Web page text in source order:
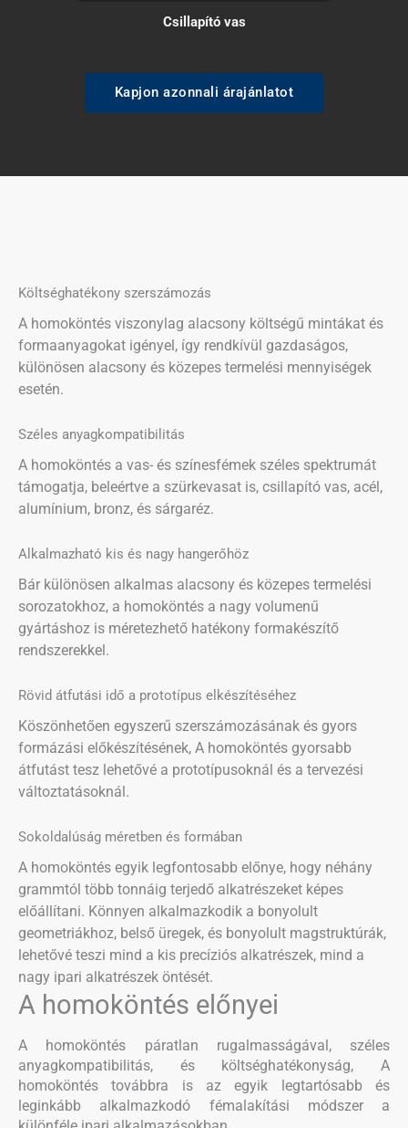
Csillapító vas
Kapjon azonnali árajánlatot
Költséghatékony szerszámozás
A homoköntés viszonylag alacsony költségű mintákat és
formaanyagokat igényel, így rendkívül gazdaságos,
különösen alacsony és közepes termelési mennyiségek
esetén.
Széles anyagkompatibilitás
A homoköntés a vas- és színesfémek széles spektrumát
támogatja, beleértve a szürkevasat is, csillapító vas, acél,
alumínium, bronz, és sárgaréz.
Alkalmazható kis és nagy hangerőhöz
Bár különösen alkalmas alacsony és közepes termelési
sorozatokhoz, a homoköntés a nagy volumenű
gyártáshoz is méretezhető hatékony formakészítő
rendszerekkel.
Rövid átfutási idő a prototípus elkészítéséhez
Köszönhetően egyszerű szerszámozásának és gyors
formázási előkészítésének, A homoköntés gyorsabb
átfutást tesz lehetővé a prototípusoknál és a tervezési
változtatásoknál.
Sokoldalúság méretben és formában
A homoköntés egyik legfontosabb előnye, hogy néhány
grammtól több tonnáig terjedő alkatrészeket képes
előállítani. Könnyen alkalmazkodik a bonyolult
geometriákhoz, belső üregek, és bonyolult magstruktúrák,
lehetővé teszi mind a kis precíziós alkatrészek, mind a
nagy ipari alkatrészek öntését.
A homoköntés előnyei
A homoköntés páratlan rugalmasságával, széles
anyagkompatibilitás, és költséghatékonyság, A
homoköntés továbbra is az egyik legtartósabb és
leginkább alkalmazkodó fémalakítási módszer a